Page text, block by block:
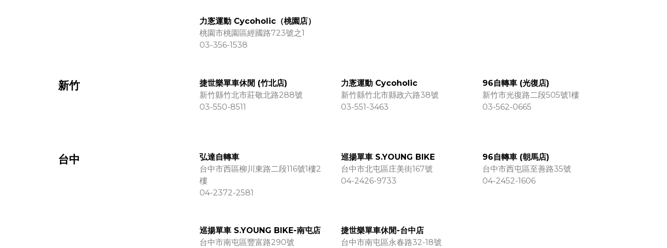
力愙運動 Cycoholic（桃園店）
桃園市桃園區經國路723號之1
03-356-1538
新竹
捷世樂單車休閒 (竹北店)
新竹縣竹北市莊敬北路288號
03-550-8511
力愙運動 Cycoholic
新竹縣竹北市縣政六路38號
03-551-3463
96自轉車 (光復店)
新竹市光復路二段505號1樓
03-562-0665
台中
弘達自轉車
台中市西區柳川東路二段116號1樓2
樓
04-2372-2581
巡揚單車 S.YOUNG BIKE
台中市北屯區庄美街167號
04-2426-9733
96自轉車 (朝馬店)
台中市西屯區至善路35號
04-2452-1606
巡揚單車 S.YOUNG BIKE-南屯店
台中市南屯區豐富路290號
捷世樂單車休閒-台中店
台中市南屯區永春路32-18號